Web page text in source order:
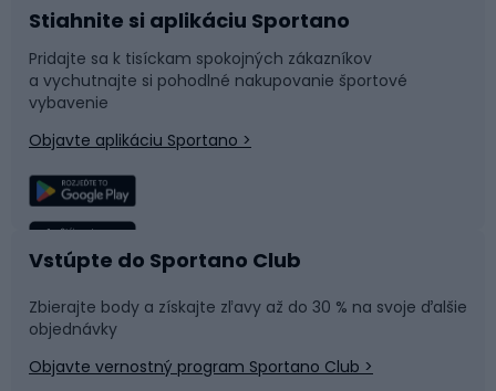
Príslušenstvo k bicyklom
Časti bicyklov
Rybolov
Športová medicína
Bushcraft
Sane a kĺzačky
Snowboard
Plávanie
Tímové športy
Fitness a posilňovňa
Stiahnite si aplikáciu Sportano
Pridajte sa k tisíckam spokojných zákazníkov
a vychutnajte si pohodlné nakupovanie športové
vybavenie
Objavte aplikáciu Sportano >
Vstúpte do Sportano Club
Zbierajte body a získajte zľavy až do 30 % na svoje ďalšie
objednávky
Objavte vernostný program Sportano Club >